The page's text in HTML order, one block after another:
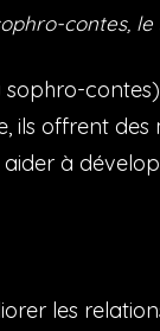
contes,
ils offrent
à
les